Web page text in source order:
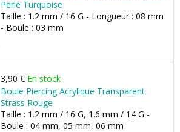
Perle Turquoise
Taille : 1.2 mm / 16 G - Longueur : 08 mm
- Boule : 03 mm
3,90 € En stock
Boule Piercing Acrylique Transparent
Strass Rouge
Taille : 1.2 mm / 16 G, 1.6 mm / 14 G -
Boule : 04 mm, 05 mm, 06 mm